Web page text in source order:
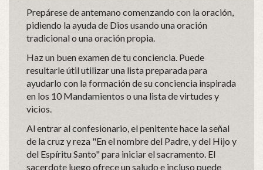
Prepárese de antemano comenzando con la oración,
pidiendo la ayuda de Dios usando una oración
tradicional o una oración propia.
Haz un buen examen de tu conciencia. Puede
resultarle útil utilizar una lista preparada para
ayudarlo con la formación de su conciencia inspirada
en los 10 Mandamientos o una lista de virtudes y
vicios.
Al entrar al confesionario, el penitente hace la señal
de la cruz y reza "En el nombre del Padre, y del Hijo y
del Espíritu Santo" para iniciar el sacramento. El
sacerdote luego ofrece un saludo e incluso puede